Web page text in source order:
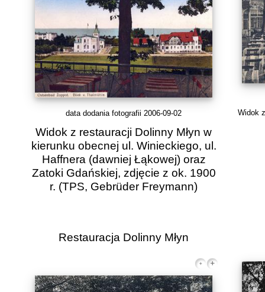
data dodania fotografii 2006-09-02
Widok z restauracji Dolinny Młyn w
kierunku obecnej ul. Winieckiego, ul.
Haffnera (dawniej Łąkowej) oraz
Zatoki Gdańskiej, zdjęcie z ok. 1900
r. (TPS, Gebrüder Freymann)
Widok
Restauracja Dolinny Młyn